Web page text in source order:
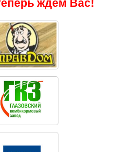
ждем Вас!